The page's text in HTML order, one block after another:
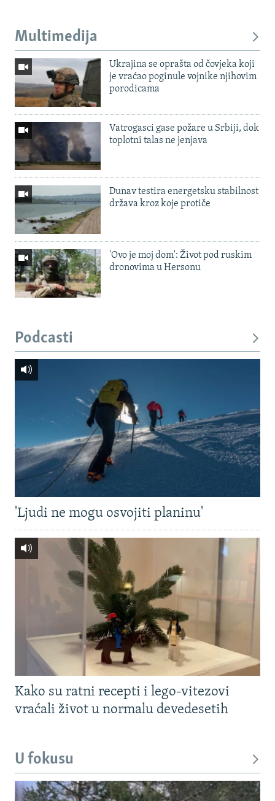
Multimedija
Ukrajina se oprašta od čovjeka koji
je vraćao poginule vojnike njihovim
porodicama
Vatrogasci gase požare u Srbiji, dok
toplotni talas ne jenjava
Dunav testira energetsku stabilnost
država kroz koje protiče
'Ovo je moj dom': Život pod ruskim
dronovima u Hersonu
Podcasti
'Ljudi ne mogu osvojiti planinu'
Kako su ratni recepti i lego-vitezovi
vraćali život u normalu devedesetih
U fokusu